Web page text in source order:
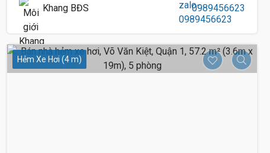
Khang BĐS 0989456623
Hẻm Xe Hơi (4 m)